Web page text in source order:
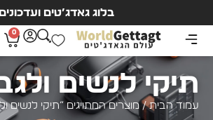
בלוג גאדג’טים ועדכונים
0
תיקי לנשים
עמוד הבית/ מוצרים המתויגים “תיקי לנשים